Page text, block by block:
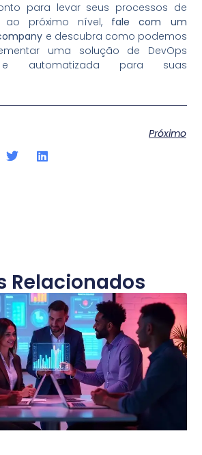
para levar seus processos de
ao próximo nível, fale com um
e descubra como podemos
uma solução de DevOps
e automatizada para suas
Próximo
Relacionados